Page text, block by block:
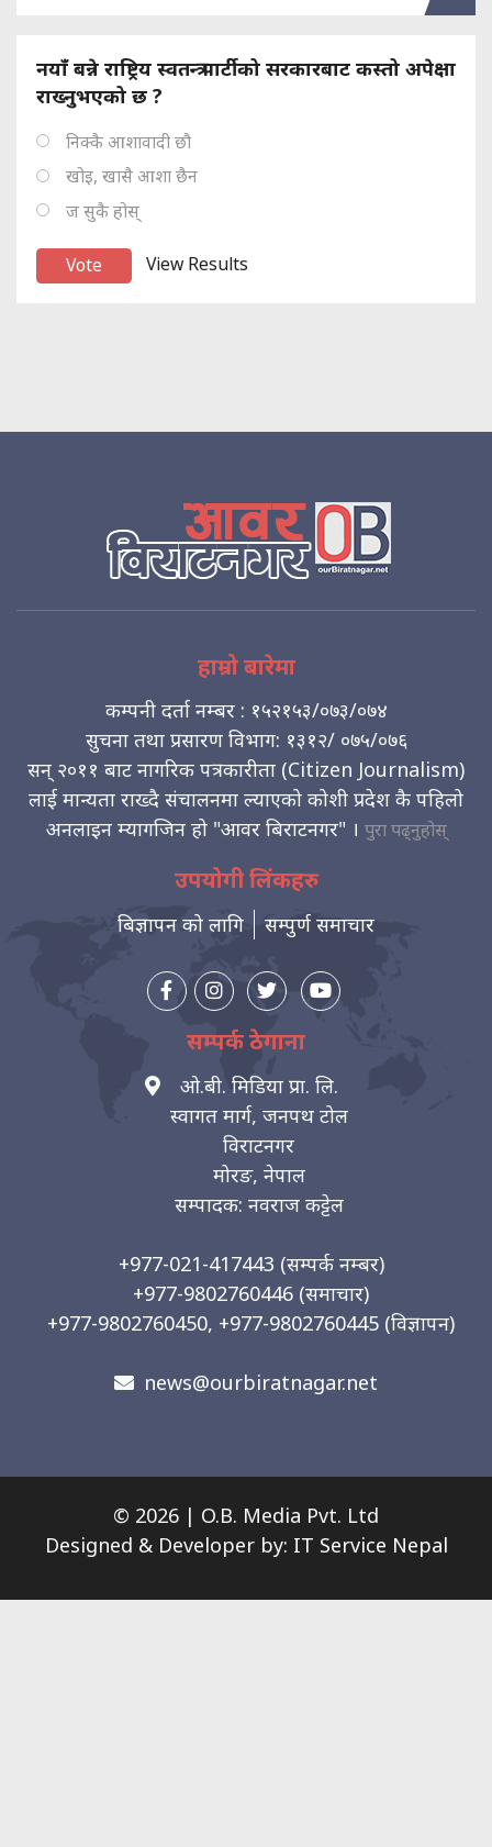
नयाँ बन्ने राष्ट्रिय स्वतन्त्र पार्टीको सरकारबाट कस्तो अपेक्षा
राख्नुभएको छ ?
निक्कै आशावादी छौ
खोइ, खासै आशा छैन
ज सुकै होस्
View Results
हाम्रो बारेमा
कम्पनी दर्ता नम्बर : १५२१५३/०७३/०७४
सुचना तथा प्रसारण विभाग: १३१२/ ०७५/०७६
सन् २०११ बाट नागरिक पत्रकारीता (Citizen Journalism)
लाई मान्यता राख्दै संचालनमा ल्याएको कोशी प्रदेश कै पहिलो
अनलाइन म्यागजिन हो "आवर बिराटनगर" । पुरा पढ्नुहोस्
उपयोगी लिंकहरु
बिज्ञापन को लागि सम्पुर्ण समाचार
सम्पर्क ठेगाना
ओ.बी. मिडिया प्रा. लि.
स्वागत मार्ग, जनपथ टोल
विराटनगर
मोरङ, नेपाल
सम्पादक: नवराज कट्टेल
+977-021-417443 (सम्पर्क नम्बर)
+977-9802760446 (समाचार)
+977-9802760450, +977-9802760445 (विज्ञापन)
news@ourbiratnagar.net
© 2026 | O.B. Media Pvt. Ltd
Designed & Developer by: IT Service Nepal